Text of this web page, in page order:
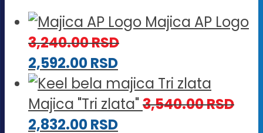
Majica AP Logo
3,240.00RSD
2,592.00RSD
Majica "Tri zlata"3,540.00RSD
2,832.00RSD